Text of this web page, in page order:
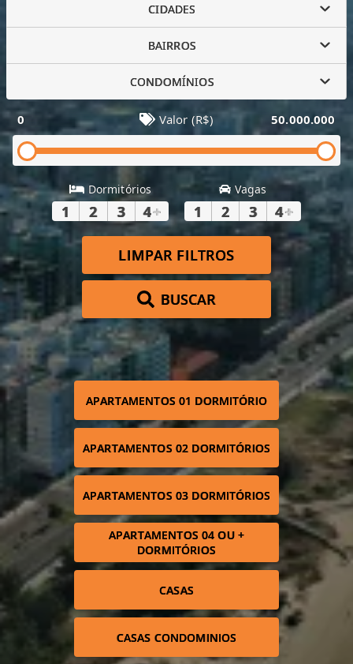
CIDADES
BAIRROS
CONDOMÍNIOS
0 Valor (R$) 50.000.000
Dormitórios
1 2 3 4+
Vagas
1 2 3 4+
LIMPAR FILTROS
BUSCAR
APARTAMENTOS 01 DORMITÓRIO
APARTAMENTOS 02 DORMITÓRIOS
APARTAMENTOS 03 DORMITÓRIOS
APARTAMENTOS 04 OU +
DORMITÓRIOS
CASAS
CASAS CONDOMINIOS